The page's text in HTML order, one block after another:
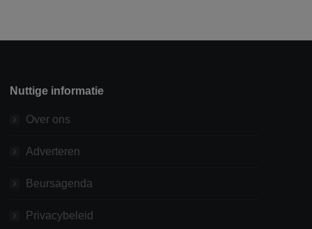
Nuttige informatie
Over ons
Adverteren
Beursagenda
Privacybeleid